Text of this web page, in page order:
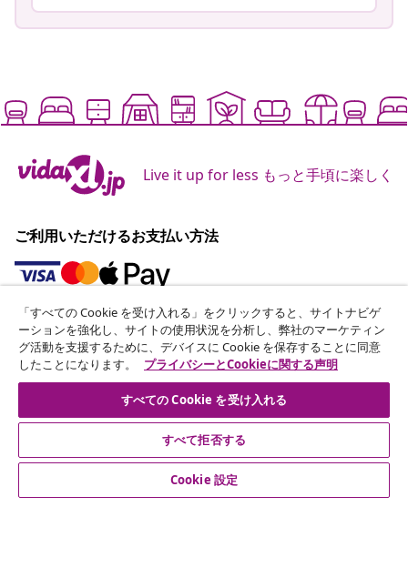
Live it up for less もっと手頃に楽しく
ご利用いただけるお支払い方法
ニュースレターに登録する
70万人以上のユーザーと一緒に、vidaXLから毎週のお得
な情報や季節限定セール、新着情報を受け取りましょう。
公式SNSアカウント
「すべての Cookie を受け入れる」をクリックすると、サイトナビゲ
ーションを強化し、サイトの使用状況を分析し、弊社のマーケティン
グ活動を支援するために、デバイスに Cookie を保存することに同意
したことになります。
プライバシーとCookieに関する声明
すべての Cookie を受け入れる
すべて拒否する
Cookie 設定